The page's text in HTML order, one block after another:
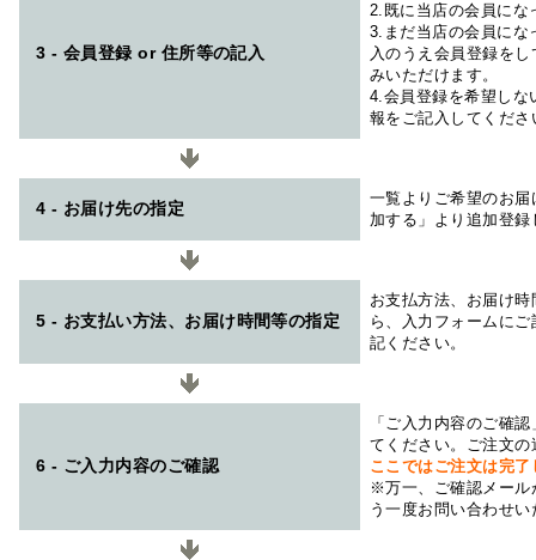
3 - 会員登録 or 住所等の記入
2.既に当店の会員にな
3.まだ当店の会員にな
入のうえ会員登録を
みいただけます。
4.会員登録を希望しな
報をご記入してくださ
4 - お届け先の指定
一覧よりご希望のお
加する」より追加登
5 - お支払い方法、お届け時間等の指定
お支払方法、お届け
ら、入力フォームに
記ください。
6 - ご入力内容のご確認
「ご入力内容のご確
てください。ご注文
ここではご注文は完
※万一、ご確認メール
う一度お問い合わせ